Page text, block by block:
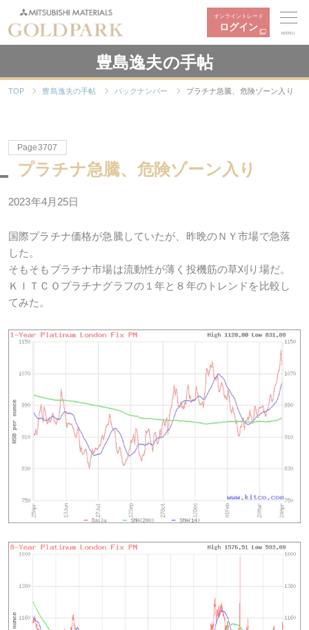
オンライントレード
ログイン
MENU
豊島逸夫の手帖
TOP 豊島逸夫の手帖 バックナンバー プラチナ急騰、危険ゾーン入り
Page3707
プラチナ急騰、危険ゾーン入り
2023年4月25日
国際プラチナ価格が急騰していたが、昨晩のＮＹ市場で急落
した。
そもそもプラチナ市場は流動性が薄く投機筋の草刈り場だ。
ＫＩＴＣＯプラチナグラフの１年と８年のトレンドを比較し
てみた。